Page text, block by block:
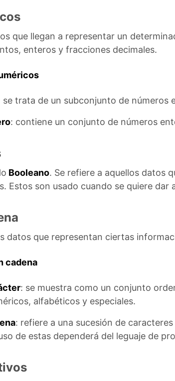
que llegan a representar un
enteros y fracciones decimales.
se trata de un subconjunto de números
: contiene un conjunto de números
Booleano. Se refiere a aquellos datos
Estos son usado cuando se quiere
datos que representan ciertas
cadena
: se muestra como un conjunto
alfabéticos y especiales.
: refiere a una sucesión de
de estas dependerá del leguaje de